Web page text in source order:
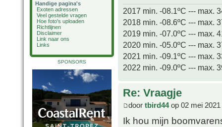
Handige pagina's
Exoten adressen
Veel gestelde vragen
Hoe foto's uploaden
Richtlijnen
Disclaimer
Link naar ons
Links
SPONSORS
2017 min. -08.1ºC --- max.
2018 min. -08.6ºC --- max.
2019 min. -07.0ºC --- max.
2020 min. -05.0ºC --- max.
2021 min. -09.1ºC --- max.
2022 min. -09.0ºC --- max.
Re: Vraagje
door tbird44op 02 mei 2021
Ik hou mijn